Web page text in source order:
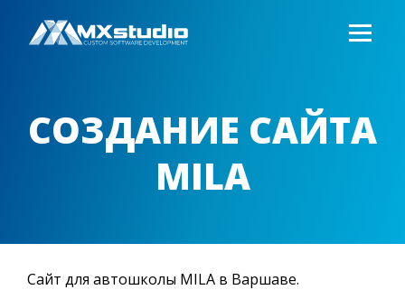
СОЗДАНИЕ САЙТА
MILA
Сайт для автошколы MILA в Варшаве.